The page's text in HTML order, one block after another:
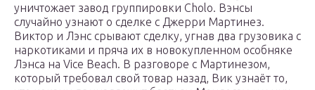
уничтожает завод группировки Сholo. Вэнсы
случайно узнают о сделке с Джерри Мартинез.
Виктор и Лэнс срывают сделку, угнав два грузовика с
наркотиками и пряча их в новокупленном особняке
Лэнса на Vice Beach. В разговоре с Мартинезом,
который требовал свой товар назад, Вик узнаёт то,